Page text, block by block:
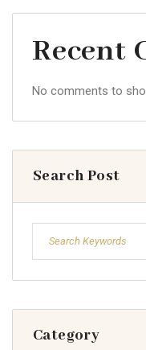
Recent
No comments to
Search Post
Category